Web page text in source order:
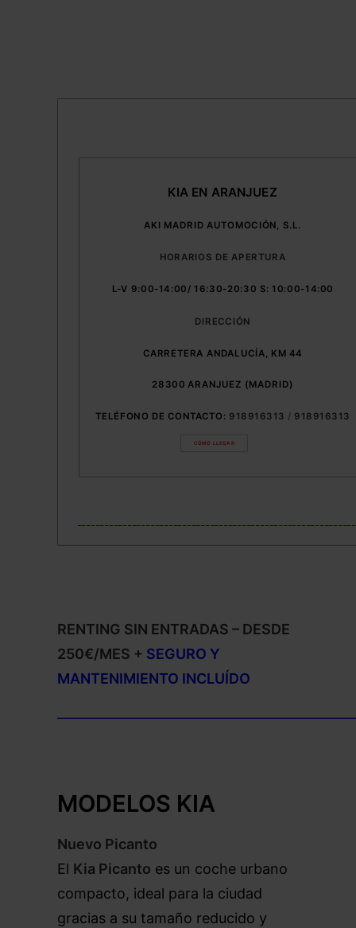
KIA EN ARANJUEZ
AKI MADRID AUTOMOCIÓN, S.L.
HORARIOS DE APERTURA
L-V 9:00-14:00/ 16:30-20:30 S: 10:00-14:00
DIRECCIÓN
CARRETERA ANDALUCÍA, KM 44
28300 ARANJUEZ (MADRID)
TELÉFONO DE CONTACTO: 918916313 / 918916313
CÓMO LLEGAR
RENTING SIN ENTRADAS – DESDE
250€/MES + SEGURO Y
MANTENIMIENTO INCLUÍDO
MODELOS KIA
Nuevo Picanto
El Kia Picanto es un coche urbano
compacto, ideal para la ciudad
gracias a su tamaño reducido y